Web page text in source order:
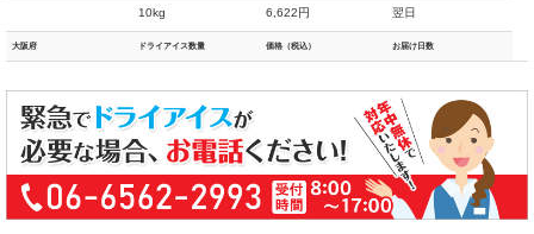
10kg 6,622円 翌日
大阪府 ドライアイス数量 価格（税込） お届け日数